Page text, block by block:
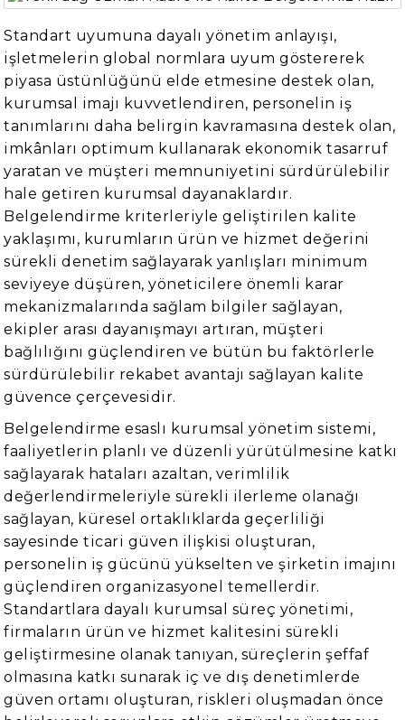
Standart uyumuna dayalı yönetim anlayışı,
işletmelerin global normlara uyum göstererek
piyasa üstünlüğünü elde etmesine destek olan,
kurumsal imajı kuvvetlendiren, personelin iş
tanımlarını daha belirgin kavramasına destek olan,
imkânları optimum kullanarak ekonomik tasarruf
yaratan ve müşteri memnuniyetini sürdürülebilir
hale getiren kurumsal dayanaklardır.
Belgelendirme kriterleriyle geliştirilen kalite
yaklaşımı, kurumların ürün ve hizmet değerini
sürekli denetim sağlayarak yanlışları minimum
seviyeye düşüren, yöneticilere önemli karar
mekanizmalarında sağlam bilgiler sağlayan,
ekipler arası dayanışmayı artıran, müşteri
bağlılığını güçlendiren ve bütün bu faktörlerle
sürdürülebilir rekabet avantajı sağlayan kalite
güvence çerçevesidir.
Belgelendirme esaslı kurumsal yönetim sistemi,
faaliyetlerin planlı ve düzenli yürütülmesine katkı
sağlayarak hataları azaltan, verimlilik
değerlendirmeleriyle sürekli ilerleme olanağı
sağlayan, küresel ortaklıklarda geçerliliği
sayesinde ticari güven ilişkisi oluşturan,
personelin iş gücünü yükselten ve şirketin imajını
güçlendiren organizasyonel temellerdir.
Standartlara dayalı kurumsal süreç yönetimi,
firmaların ürün ve hizmet kalitesini sürekli
geliştirmesine olanak tanıyan, süreçlerin şeffaf
olmasına katkı sunarak iç ve dış denetimlerde
güven ortamı oluşturan, riskleri oluşmadan önce